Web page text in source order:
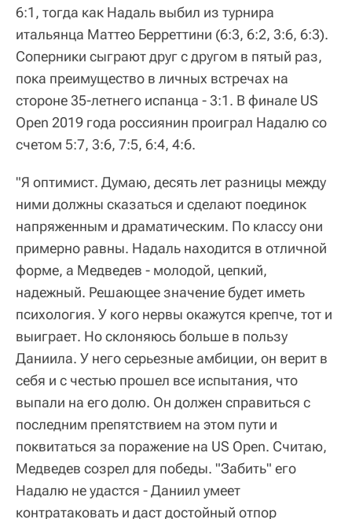
6:1, тогда как Надаль выбил из турнира
итальянца Маттео Берреттини (6:3, 6:2, 3:6, 6:3).
Соперники сыграют друг с другом в пятый раз,
пока преимущество в личных встречах на
стороне 35-летнего испанца - 3:1. В финале US
Open 2019 года россиянин проиграл Надалю со
счетом 5:7, 3:6, 7:5, 6:4, 4:6.
"Я оптимист. Думаю, десять лет разницы между
ними должны сказаться и сделают поединок
напряженным и драматическим. По классу они
примерно равны. Надаль находится в отличной
форме, а Медведев - молодой, цепкий,
надежный. Решающее значение будет иметь
психология. У кого нервы окажутся крепче, тот и
выиграет. Но склоняюсь больше в пользу
Даниила. У него серьезные амбиции, он верит в
себя и с честью прошел все испытания, что
выпали на его долю. Он должен справиться с
последним препятствием на этом пути и
поквитаться за поражение на US Open. Считаю,
Медведев созрел для победы. "Забить" его
Надалю не удастся - Даниил умеет
контратаковать и даст достойный отпор